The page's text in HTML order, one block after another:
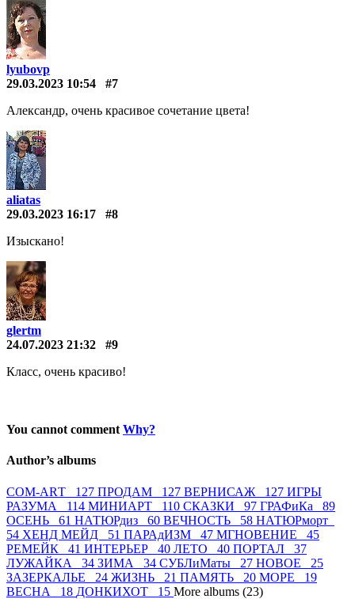
lyubovp
29.03.2023 10:54
#7
Александр, очень красивое сочетание цвета!
aliatas
29.03.2023 16:17
#8
Изыскано!
glertm
24.07.2023 21:32
#9
Класс, очень красиво!
You cannot comment Why?
Author’s albums
СОМ-АRТ 127 ПРОДАМ 127 ВЕРНИСАЖ 127 ИГРЫ
РАЗУМА 114 МИНИАРТ 110 СКАЗКИ 97 ГРАФиКа 89
ОСЕНЬ 61 НАТЮРдиз 60 ВЕЧНОСТЬ 58 НАТЮРморт
54 ХЕНД МЕЙД 51 ПАРАдИЗМ 47 МГНОВЕНИЕ 45
РЕМЕЙК 41 ИНТЕРЬЕР 40 ЛЕТО 40 ПОРТАЛ 37
ЛУЖАЙКА 34 ЗИМА 34 СУБЛиМаты 27 НОВОЕ 25
ЗАЗЕРКАЛЬЕ 24 ЖИЗНЬ 21 ПАМЯТЬ 20 МОРЕ 19
ВЕСНА 18 ДОНКИХОТ 15 More albums (23)